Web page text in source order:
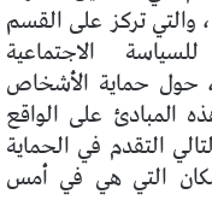
والتي تركز على القسم
الاجتماعية
، حول حماية الأشخاص
المبادئ على الواقع
التقدم في الحماية
التي هي في أمس